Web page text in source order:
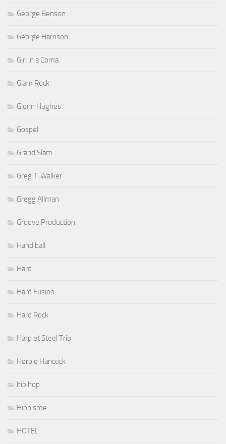
George Benson
George Harrison
Girl in a Coma
Glam Rock
Glenn Hughes
Gospel
Grand Slam
Greg T. Walker
Gregg Allman
Groove Production
Hand ball
Hard
Hard Fusion
Hard Rock
Harp et Steel Trio
Herbie Hancock
hip hop
Hippisme
HOTEL